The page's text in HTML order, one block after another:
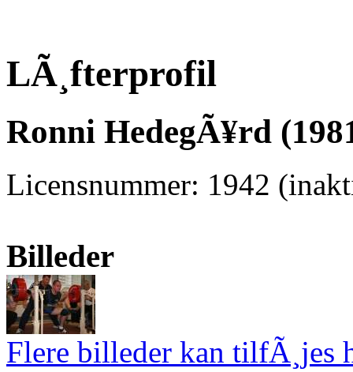
LÃ¸fterprofil
Ronni HedegÃ¥rd
Licensnummer: 1942
Billeder
Flere billeder kan tilfÃ¸jes